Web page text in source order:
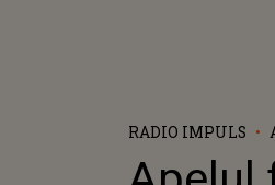
RADIO IMPULS